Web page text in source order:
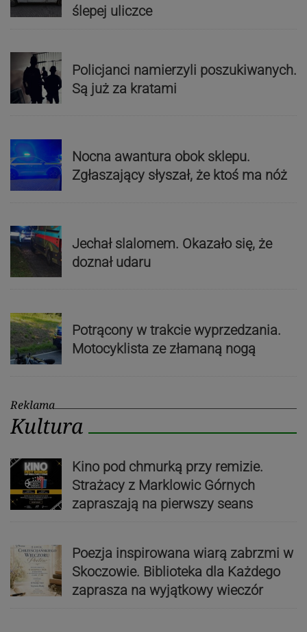
ślepej uliczce
Policjanci namierzyli poszukiwanych.
Są już za kratami
Nocna awantura obok sklepu.
Zgłaszający słyszał, że ktoś ma nóż
Jechał slalomem. Okazało się, że
doznał udaru
Potrącony w trakcie wyprzedzania.
Motocyklista ze złamaną nogą
Reklama
Kultura
Kino pod chmurką przy remizie.
Strażacy z Marklowic Górnych
zapraszają na pierwszy seans
Poezja inspirowana wiarą zabrzmi w
Skoczowie. Biblioteka dla Każdego
zaprasza na wyjątkowy wieczór